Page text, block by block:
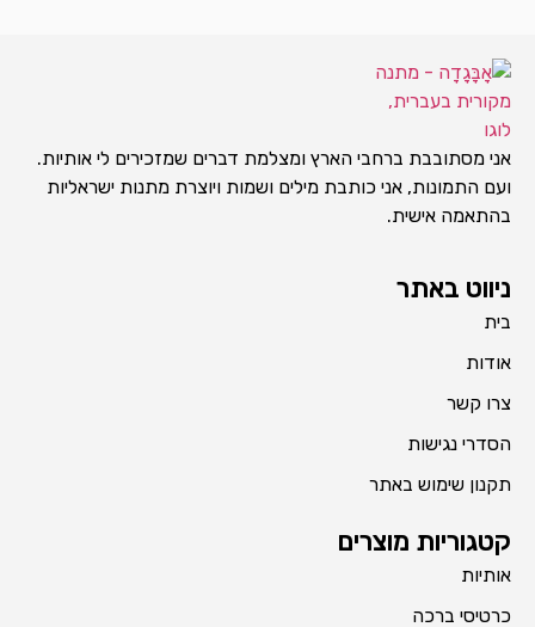
אני מסתובבת ברחבי הארץ ומצלמת דברים שמזכירים לי אותיות.
ועם התמונות, אני כותבת מילים ושמות ויוצרת מתנות ישראליות
בהתאמה אישית.
ניווט באתר
בית
אודות
צרו קשר
הסדרי נגישות
תקנון שימוש באתר
קטגוריות מוצרים
אותיות
כרטיסי ברכה